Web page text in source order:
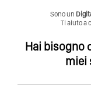
Sono un
Ti aiuto a
Hai bisogno
miei